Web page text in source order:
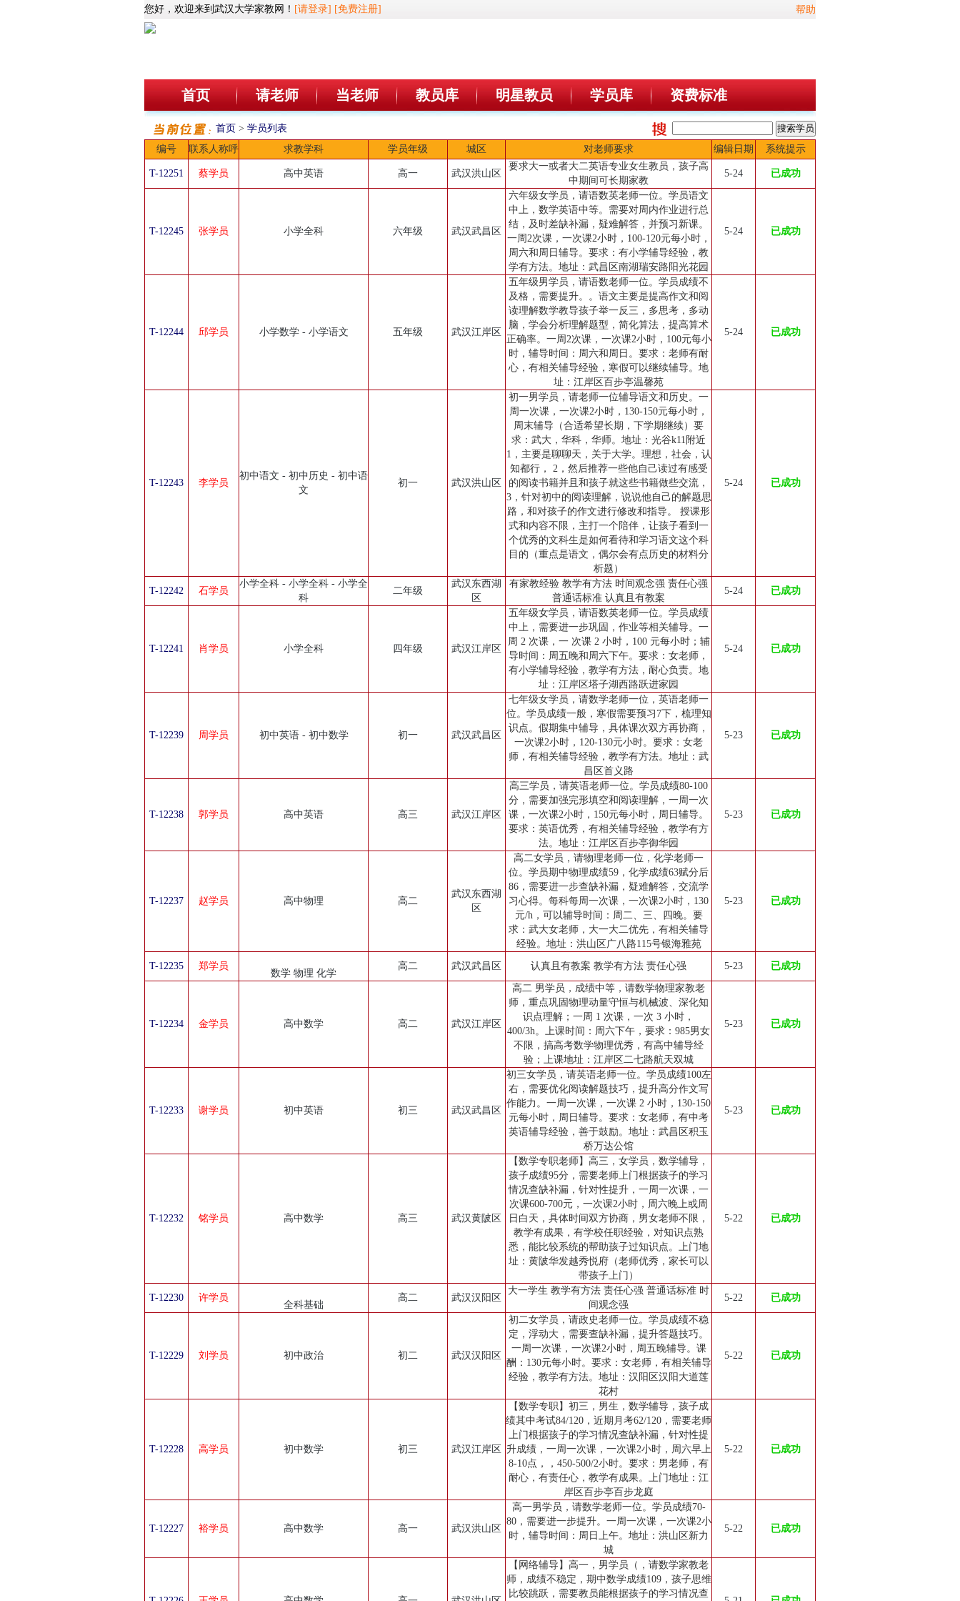
您好，欢迎来到武汉大学家教网！ [请登录] [免费注册] 帮助
首页 请老师 当老师 教员库 明星教员 学员库 资费标准
首页 > 学员列表
编号
联系人称呼 求教学科 学员年级 城区 对老师要求 编辑日期 系统提示
T-12251 蔡学员 高中英语 高一 武汉洪山区
要求大一或者大二英语专业女生教员，孩子高
中期间可长期家教
5-24 已成功
T-12245 张学员 小学全科 六年级 武汉武昌区
六年级女学员，请语数英老师一位。学员语文
中上，数学英语中等。需要对周内作业进行总
结，及时差缺补漏，疑难解答，并预习新课。
一周2次课，一次课2小时，100-120元每小时，
周六和周日辅导。要求：有小学辅导经验，教
学有方法。地址：武昌区南湖瑞安路阳光花园
5-24 已成功
T-12244 邱学员 小学数学 - 小学语文 五年级 武汉江岸区
五年级男学员，请语数老师一位。学员成绩不
及格，需要提升。。语文主要是提高作文和阅
读理解数学教导孩子举一反三，多思考，多动
脑，学会分析理解题型，简化算法，提高算术
正确率。一周2次课，一次课2小时，100元每小
时，辅导时间：周六和周日。要求：老师有耐
心，有相关辅导经验，寒假可以继续辅导。地
址：江岸区百步亭温馨苑
5-24 已成功
T-12243 李学员
初中语文 - 初中历史 - 初中语
文
初一 武汉洪山区
初一男学员，请老师一位辅导语文和历史。一
周一次课，一次课2小时，130-150元每小时，
周末辅导（合适希望长期，下学期继续）要
求：武大，华科，华师。地址：光谷k11附近
1，主要是聊聊天，关于大学。理想，社会，认
知都行， 2，然后推荐一些他自己读过有感受
的阅读书籍并且和孩子就这些书籍做些交流，
3，针对初中的阅读理解，说说他自己的解题思
路，和对孩子的作文进行修改和指导。 授课形
式和内容不限，主打一个陪伴，让孩子看到一
个优秀的文科生是如何看待和学习语文这个科
目的（重点是语文，偶尔会有点历史的材料分
析题）
5-24 已成功
T-12242 石学员
小学全科 - 小学全科 - 小学全
科
二年级
武汉东西湖
区
有家教经验 教学有方法 时间观念强 责任心强
普通话标准 认真且有教案
5-24 已成功
T-12241 肖学员 小学全科 四年级 武汉江岸区
五年级女学员，请语数英老师一位。学员成绩
中上，需要进一步巩固，作业等相关辅导。一
周 2 次课，一 次课 2 小时，100 元每小时；辅
导时间：周五晚和周六下午。要求：女老师，
有小学辅导经验，教学有方法，耐心负责。地
址：江岸区塔子湖西路跃进家园
5-24 已成功
T-12239 周学员 初中英语 - 初中数学 初一 武汉武昌区
七年级女学员，请数学老师一位，英语老师一
位。学员成绩一般，寒假需要预习7下，梳理知
识点。假期集中辅导，具体课次双方再协商，
一次课2小时，120-130元小时。要求：女老
师，有相关辅导经验，教学有方法。地址：武
昌区首义路
5-23 已成功
T-12238 郭学员 高中英语 高三 武汉江岸区
高三学员，请英语老师一位。学员成绩80-100
分，需要加强完形填空和阅读理解，一周一次
课，一次课2小时，150元每小时，周日辅导。
要求：英语优秀，有相关辅导经验，教学有方
法。地址：江岸区百步亭御华园
5-23 已成功
T-12237 赵学员 高中物理 高二
武汉东西湖
区
高二女学员，请物理老师一位，化学老师一
位。学员期中物理成绩59，化学成绩63赋分后
86，需要进一步查缺补漏，疑难解答，交流学
习心得。每科每周一次课，一次课2小时，130
元/h，可以辅导时间：周二、三、四晚。要
求：武大女老师，大一大二优先，有相关辅导
经验。地址：洪山区广八路115号银海雅苑
5-23 已成功
T-12235 郑学员
数学 物理 化学
高二 武汉武昌区 认真且有教案 教学有方法 责任心强 5-23 已成功
T-12234 金学员 高中数学 高二 武汉江岸区
高二 男学员，成绩中等，请数学物理家教老
师，重点巩固物理动量守恒与机械波、深化知
识点理解；一周 1 次课，一次 3 小时，
400/3h。上课时间：周六下午，要求：985男女
不限，搞高考数学物理优秀，有高中辅导经
验；上课地址：江岸区二七路航天双城
5-23 已成功
T-12233 谢学员 初中英语 初三 武汉武昌区
初三女学员，请英语老师一位。学员成绩100左
右，需要优化阅读解题技巧，提升高分作文写
作能力。一周一次课，一次课 2 小时，130-150
元每小时，周日辅导。要求：女老师，有中考
英语辅导经验，善于鼓励。地址：武昌区积玉
桥万达公馆
5-23 已成功
T-12232 铭学员 高中数学 高三 武汉黄陂区
【数学专职老师】高三，女学员，数学辅导，
孩子成绩95分，需要老师上门根据孩子的学习
情况查缺补漏，针对性提升，一周一次课，一
次课600-700元，一次课2小时，周六晚上或周
日白天，具体时间双方协商，男女老师不限，
教学有成果，有学校任职经验，对知识点熟
悉，能比较系统的帮助孩子过知识点。上门地
址：黄陂华发越秀悦府（老师优秀，家长可以
带孩子上门）
5-22 已成功
T-12230 许学员
全科基础
高二 武汉汉阳区
大一学生 教学有方法 责任心强 普通话标准 时
间观念强
5-22 已成功
T-12229 刘学员 初中政治 初二 武汉汉阳区
初二女学员，请政史老师一位。学员成绩不稳
定，浮动大，需要查缺补漏，提升答题技巧。
一周一次课，一次课2小时，周五晚辅导。课
酬：130元每小时。要求：女老师，有相关辅导
经验，教学有方法。地址：汉阳区汉阳大道莲
花村
5-22 已成功
T-12228 高学员 初中数学 初三 武汉江岸区
【数学专职】初三，男生，数学辅导，孩子成
绩其中考试84/120，近期月考62/120，需要老师
上门根据孩子的学习情况查缺补漏，针对性提
升成绩，一周一次课，一次课2小时，周六早上
8-10点，，450-500/2小时。要求：男老师，有
耐心，有责任心，教学有成果。上门地址：江
岸区百步亭百步龙庭
5-22 已成功
T-12227 裕学员 高中数学 高一 武汉洪山区
高一男学员，请数学老师一位。学员成绩70-
80，需要进一步提升。一周一次课，一次课2小
时，辅导时间：周日上午。地址：洪山区新力
城
5-22 已成功
【网络辅导】高一，男学员（，请数学家教老
师，成绩不稳定，期中数学成绩109，孩子思维
比较跳跃，需要教员能根据孩子的学习情况查